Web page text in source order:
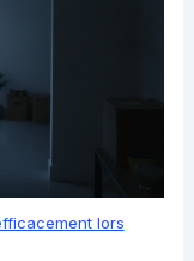
lors